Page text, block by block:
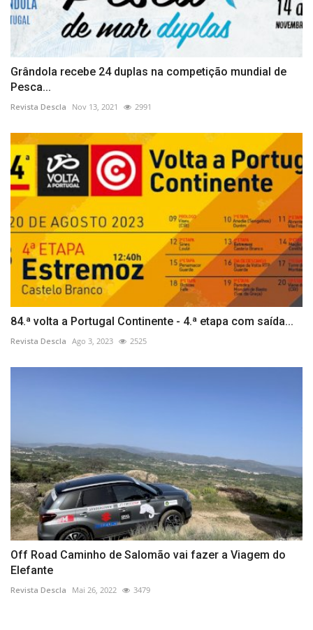
Grândola recebe 24 duplas na competição mundial de
Pesca...
Revista Descla Nov 13, 2021 2991
84.ª volta a Portugal Continente - 4.ª etapa com saída...
Revista Descla Ago 3, 2023 2525
Off Road Caminho de Salomão vai fazer a Viagem do
Elefante
Revista Descla Mai 26, 2022 3479